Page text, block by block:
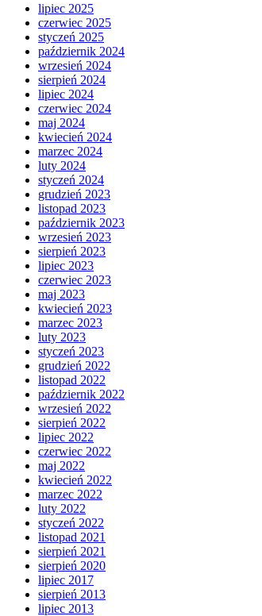
lipiec 2025
czerwiec 2025
styczeń 2025
październik 2024
wrzesień 2024
sierpień 2024
lipiec 2024
czerwiec 2024
maj 2024
kwiecień 2024
marzec 2024
luty 2024
styczeń 2024
grudzień 2023
listopad 2023
październik 2023
wrzesień 2023
sierpień 2023
lipiec 2023
czerwiec 2023
maj 2023
kwiecień 2023
marzec 2023
luty 2023
styczeń 2023
grudzień 2022
listopad 2022
październik 2022
wrzesień 2022
sierpień 2022
lipiec 2022
czerwiec 2022
maj 2022
kwiecień 2022
marzec 2022
luty 2022
styczeń 2022
listopad 2021
sierpień 2021
sierpień 2020
lipiec 2017
sierpień 2013
lipiec 2013